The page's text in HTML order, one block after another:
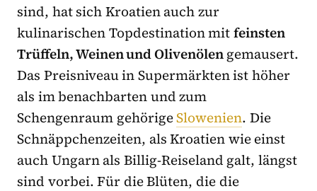
sind, hat sich Kroatien auch zur
kulinarischen Topdestination mitfeinsten
Trüffeln, Weinen und Olivenölengemausert.
Das Preisniveau in Supermärkten ist höher
als im benachbarten und zum
Schengenraum gehörigeSlowenien. Die
Schnäppchenzeiten, als Kroatien wie einst
auch Ungarn als Billig-Reiseland galt, längst
sind vorbei. Für die Blüten, die die